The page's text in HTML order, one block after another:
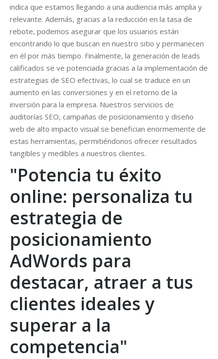
indica que estamos llegando a una audiencia más amplia y
relevante. Además, gracias a la reducción en la tasa de
rebote, podemos asegurar que los usuarios están
encontrando lo que buscan en nuestro sitio y permanecen
en él por más tiempo. Finalmente, la generación de leads
calificados se ve potenciada gracias a la implementación de
estrategias de SEO efectivas, lo cual se traduce en un
aumento en las conversiones y en el retorno de la
inversión para la empresa. Nuestros servicios de
auditorías SEO, campañas de posicionamiento y diseño
web de alto impacto visual se benefician enormemente de
estas herramientas, permitiéndonos ofrecer resultados
tangibles y medibles a nuestros clientes.
"Potencia tu éxito
online: personaliza tu
estrategia de
posicionamiento
AdWords para
destacar, atraer a tus
clientes ideales y
superar a la
competencia"